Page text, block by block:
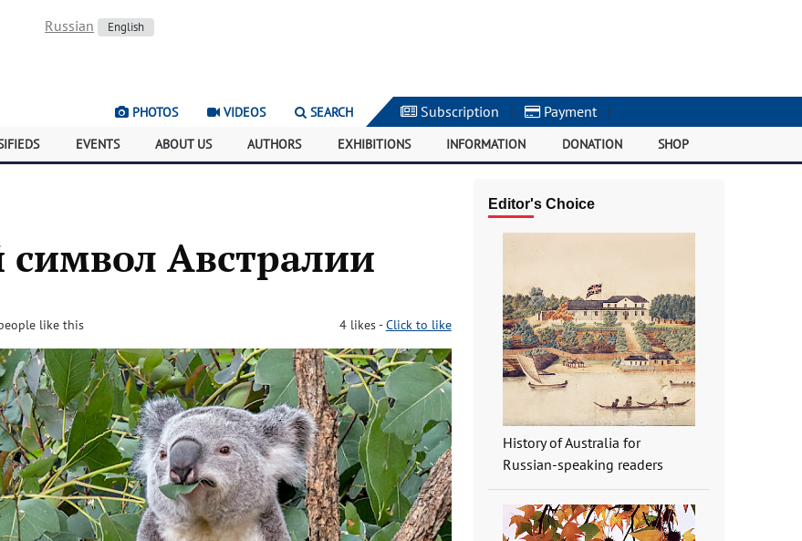
Russian English
PHOTOS VIDEOS SEARCH Subscription | Payment |
EVENTS ABOUT US AUTHORS EXHIBITIONS INFORMATION DONATION SHOP
Австралии
like this 4likes-Click to like
Editor's Choice
History of Australia for
Russian-speaking readers